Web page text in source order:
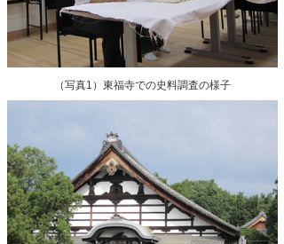
（写真1）東福寺での史料調査の様子